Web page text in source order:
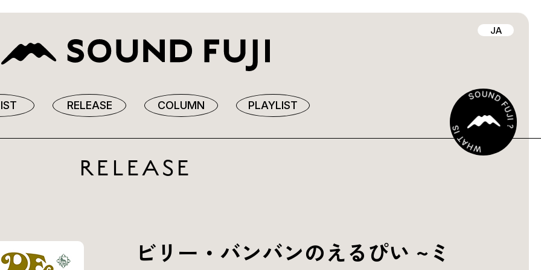
RELEASE COLUMN PLAYLIST
JA
RELEASE
ビリー・バンバンのえるぴい ~ミ